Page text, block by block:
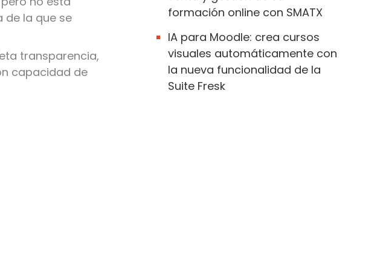
de la que se
transparencia,
capacidad de
formación online con SMATX
IA para Moodle: crea cursos
visuales automáticamente con
la nueva funcionalidad de la
Suite Fresk